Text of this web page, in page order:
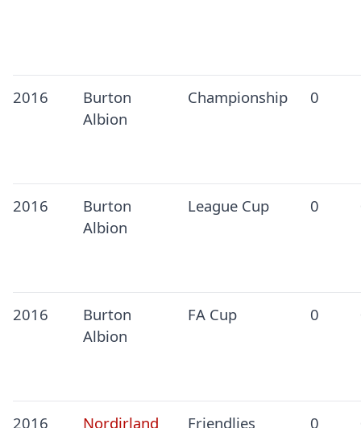
2016
Burton
Albion
Championship 0
2016
Burton
Albion
League Cup 0
2016
Burton
Albion
FA Cup 0
2016 Nordirland Friendlies 0